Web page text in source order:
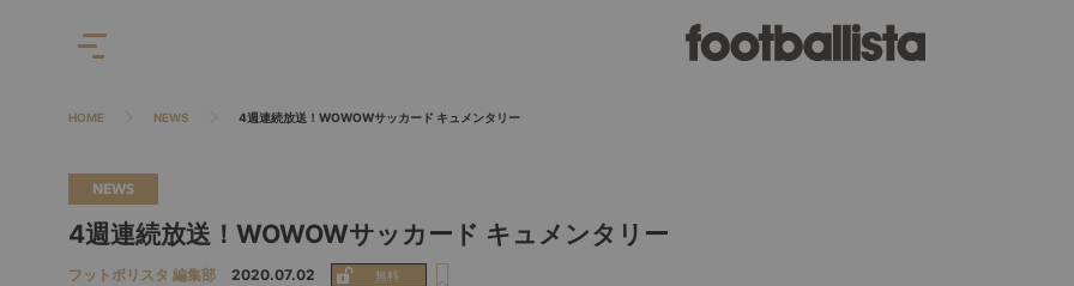
HOME NEWS 4週連続放送！WOWOWサッカード キュメンタリー
NEWS
4週連続放送！WOWOWサッカード キュメンタリー
フットボリスタ 編集部 2020.07.02